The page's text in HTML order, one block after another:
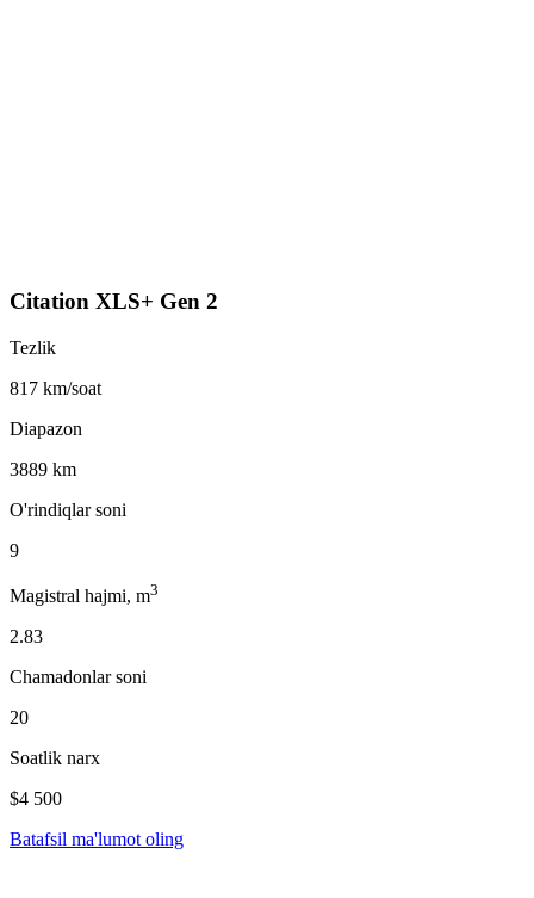
Citation XLS+ Gen 2
Tezlik
817 km/soat
Diapazon
3889 km
O'rindiqlar soni
9
Magistral hajmi, m3
2.83
Chamadonlar soni
20
Soatlik narx
$4 500
Batafsil ma'lumot oling